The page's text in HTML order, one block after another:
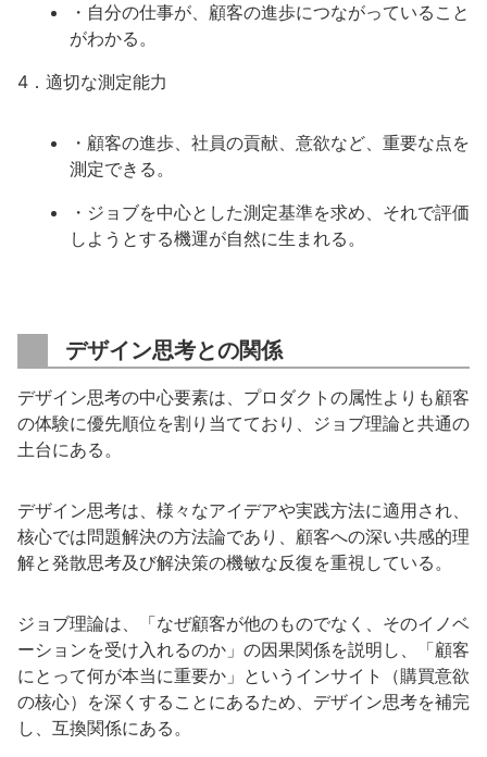
・自分の仕事が、顧客の進歩につながっていること
がわかる。
4．適切な測定能力
・顧客の進歩、社員の貢献、意欲など、重要な点を
測定できる。
・ジョブを中心とした測定基準を求め、それで評価
しようとする機運が自然に生まれる。
デザイン思考との関係
デザイン思考の中心要素は、プロダクトの属性よりも顧客
の体験に優先順位を割り当てており、ジョブ理論と共通の
土台にある。
デザイン思考は、様々なアイデアや実践方法に適用され、
核心では問題解決の方法論であり、顧客への深い共感的理
解と発散思考及び解決策の機敏な反復を重視している。
ジョブ理論は、「なぜ顧客が他のものでなく、そのイノベ
ーションを受け入れるのか」の因果関係を説明し、「顧客
にとって何が本当に重要か」というインサイト（購買意欲
の核心）を深くすることにあるため、デザイン思考を補完
し、互換関係にある。